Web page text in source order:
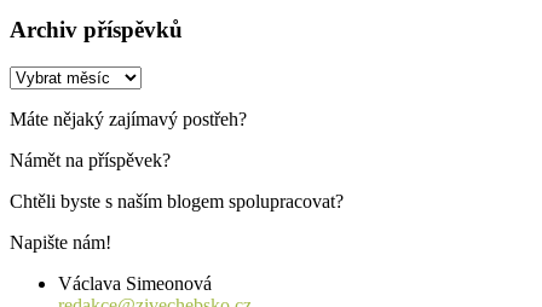
Archiv příspěvků
Archiv
Máte nějaký zajímavý postřeh?
Námět na příspěvek?
Chtěli byste s naším blogem spolupracovat?
Napište nám!
Václava Simeonová